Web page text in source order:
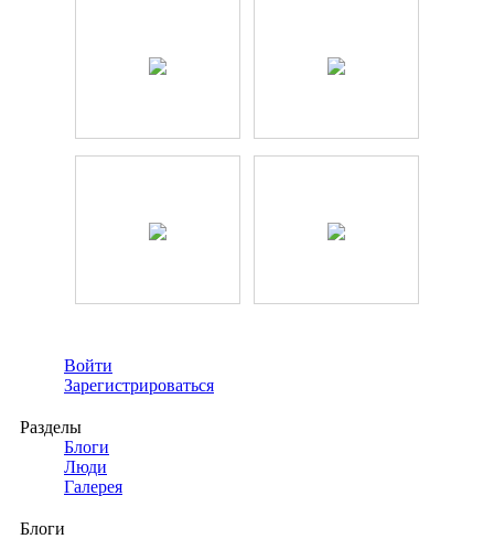
Войти
Зарегистрироваться
Разделы
Блоги
Люди
Галерея
Блоги